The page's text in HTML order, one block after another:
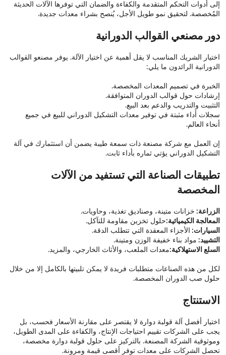
إلى أدوات التحكم المتقدمة والكفاءة والضمان التي توفرها الآلات الحديثة
المُخصصة. لتحقيق نمو طويل الأجل، يُنصح بشراء معدات جديدة.
دور مصنعي القوالب الدورانية
اختيار الشريك المناسب لا يقل أهمية عن اختيار الآلة. يوفر مصنعو القوالب
الدورانية الرائدون ما يلي:
الخبرة في تصميم المعدات المخصصة.
إرشادات حول قوالب الدوران المتوافقة.
التثبيت والتدريب والدعم بعد البيع.
سجلات أداء مثبتة في توفير معدات التشكيل الدوراني للبيع في جميع
أنحاء العالم.
إن العمل مع شركة مصنعة ذات سمعة طيبة يضمن أن استثمارك في آلة
التشكيل الدوراني يؤتي ثماره بأداء ثابت.
تطبيقات الصناعة التي تستفيد من الآلات
المخصصة
الزراعة: خزانات متينة، وصناديق تغذية، وحاويات.
المعالجة الكيميائية:حلول تخزين مقاومة للتآكل.
السيارات: الأجزاء المعقدة التي تتطلب الدقة.
التشييد: مواد بناء خفيفة الوزن ومتينة.
السلع الاستهلاكية:معدات الملعب، والأثاث الخارجي، والمزيد.
لكل من هذه الصناعات متطلبات فريدة لا يمكن تلبيتها بالكامل إلا من خلال
حلول صب الدوران المخصصة.
الاستنتاج
اختيار أفضل آلة قولبة دوارة لا يقتصر على مقارنة الأسعار فحسب، بل
يجب على الشركات تقييم احتياجات الإنتاج، والكفاءة على المدى الطويل،
وموثوقية الشركة المصنعة. بالتركيز على حلول قولبة دوارة مخصصة،
تحصل الشركات على معدات توفر أقصى قيمة ومرونة.